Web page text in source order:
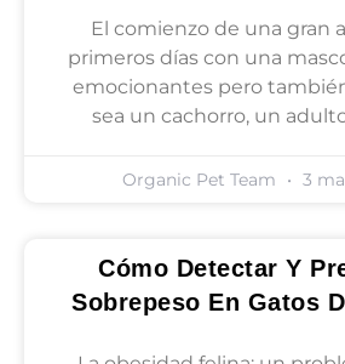
El comienzo de una gran
primeros días con una
emocionantes pero
sea un cachorro, un
Organic Pet Team 3
Cómo Detectar Y
Sobrepeso En Gatos